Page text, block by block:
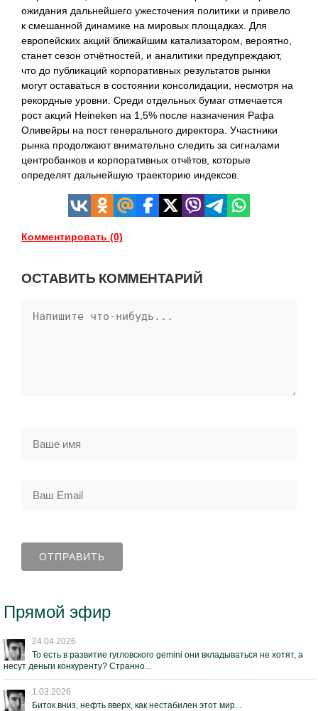
ожидания дальнейшего ужесточения политики и привело
к смешанной динамике на мировых площадках. Для
европейских акций ближайшим катализатором, вероятно,
станет сезон отчётностей, и аналитики предупреждают,
что до публикаций корпоративных результатов рынки
могут оставаться в состоянии консолидации, несмотря на
рекордные уровни. Среди отдельных бумаг отмечается
рост акций Heineken на 1,5% после назначения Рафа
Оливейры на пост генерального директора. Участники
рынка продолжают внимательно следить за сигналами
центробанков и корпоративных отчётов, которые
определят дальнейшую траекторию индексов.
Комментировать (0)
ОСТАВИТЬ КОММЕНТАРИЙ
Прямой эфир
24.04.2026
То есть в развитие гугловского gemini они вкладываться не хотят, а
несут деньги конкуренту? Странно...
1.03.2026
Биток вниз, нефть вверх, как нестабилен этот мир...